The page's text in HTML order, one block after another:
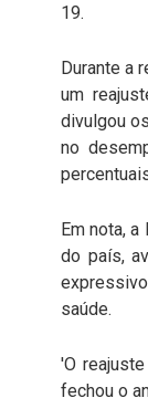
19.
Durante a
um
divulgou
no
Em nota,
do país,
saúde.
'O
fechou o